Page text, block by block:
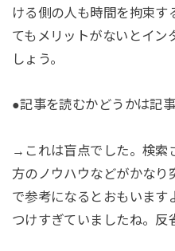
ける側の人も時間を拘束す
てもメリットがないとイン
しょう。
●記事を読むかどうかは記
→これは盲点でした。検索
方のノウハウなどがかなり
で参考になるとおもいます
つけすぎていましたね。反